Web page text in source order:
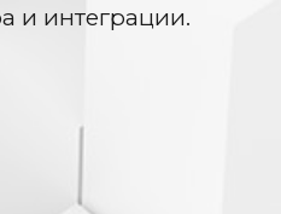
и интеграции.